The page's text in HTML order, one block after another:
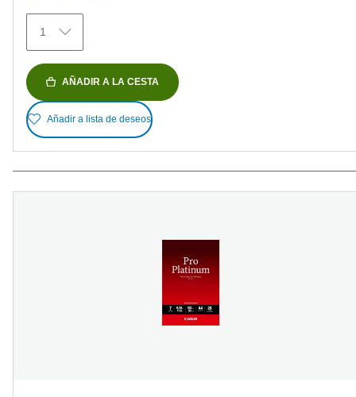
1
AÑADIR A LA CESTA
Añadir a lista de deseos